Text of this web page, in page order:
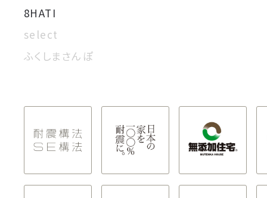
8HATI
select
ふくしまさんぽ